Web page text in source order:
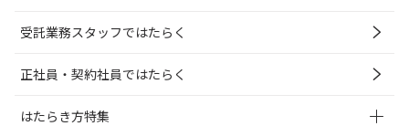
受託業務スタッフではたらく
正社員・契約社員ではたらく
はたらき方特集